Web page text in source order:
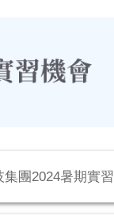
集團2024暑期實習